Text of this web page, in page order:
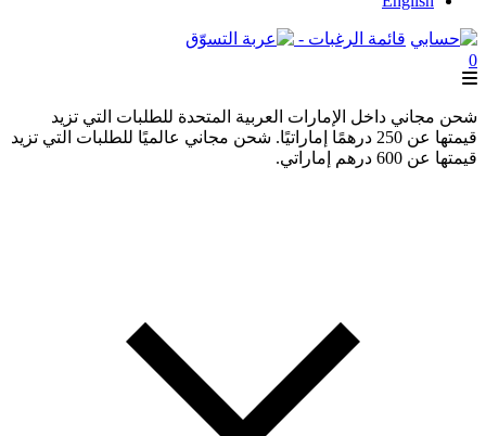
قائمة الرغبات -
0
شحن مجاني داخل الإمارات العربية المتحدة للطلبات التي تزيد
قيمتها عن 250 درهمًا إماراتيًا. شحن مجاني عالميًا للطلبات التي تزيد
قيمتها عن 600 درهم إماراتي.